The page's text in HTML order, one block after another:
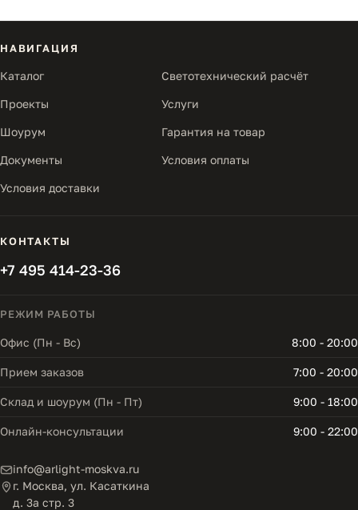
НАВИГАЦИЯ
Каталог Светотехнический расчёт
Проекты Услуги
Шоурум Гарантия на товар
Документы Условия оплаты
Условия доставки
КОНТАКТЫ
+7 495 414-23-36
РЕЖИМ РАБОТЫ
Офис (Пн - Вс) 8:00 - 20:00
Прием заказов 7:00 - 20:00
Склад и шоурум (Пн - Пт) 9:00 - 18:00
Онлайн-консультации 9:00 - 22:00
info@arlight-moskva.ru
г. Москва, ул. Касаткина
д. 3а стр. 3